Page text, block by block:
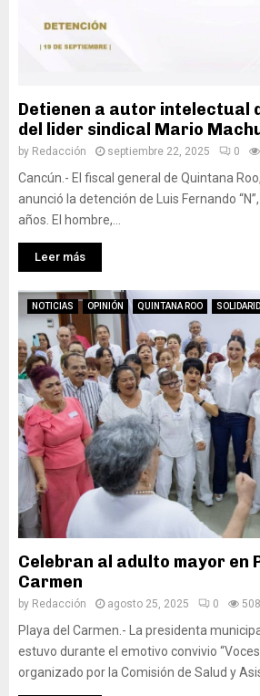
Detienen a autor intelectual
del lider sindical Mario
by Redacción septiembre 22, 2025 0
Cancún.- El fiscal general de Quintana
anunció la detención de Luis Fernando “N”,
años. El hombre,...
Leer más
NOTICIAS OPINIÓN QUINTANA ROO
Celebran al adulto mayor en
Carmen
by Redacción agosto 25, 2025 0 508
Playa del Carmen.- La presidenta
estuvo durante el emotivo convivio
organizado por la Comisión de Salud y